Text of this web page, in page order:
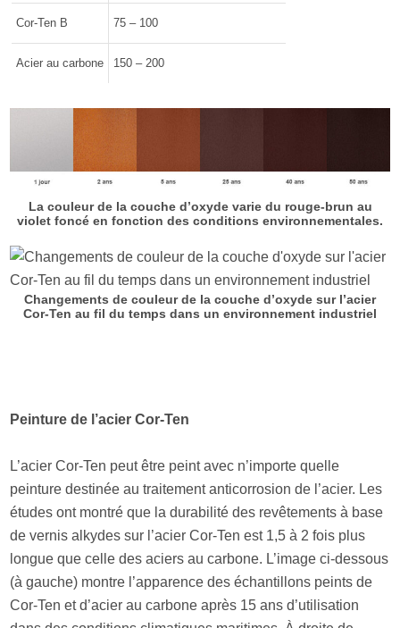
Cor-Ten B 75 – 100
Acier au carbone 150 – 200
La couleur de la couche d’oxyde varie du rouge-brun au
violet foncé en fonction des conditions environnementales.
Changements de couleur de la couche d’oxyde sur l’acier
Cor-Ten au fil du temps dans un environnement industriel
Peinture de l’acier Cor-Ten
L’acier Cor-Ten peut être peint avec n’importe quelle
peinture destinée au traitement anticorrosion de l’acier. Les
études ont montré que la durabilité des revêtements à base
de vernis alkydes sur l’acier Cor-Ten est 1,5 à 2 fois plus
longue que celle des aciers au carbone. L’image ci-dessous
(à gauche) montre l’apparence des échantillons peints de
Cor-Ten et d’acier au carbone après 15 ans d’utilisation